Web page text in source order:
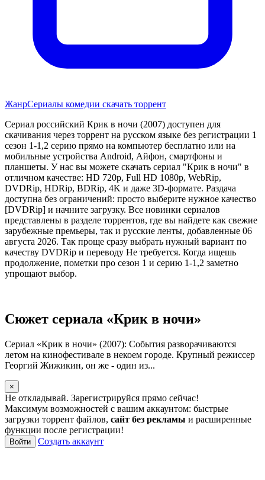
ЖанрСериалы комедии скачать торрент
Сериал российский Крик в ночи (2007) доступен для
скачивания через торрент на русском языке без регистрации 1
сезон 1-1,2 серию прямо на компьютер бесплатно или на
мобильные устройства Android, Айфон, смартфоны и
планшеты. У нас вы можете скачать сериал "Крик в ночи" в
отличном качестве: HD 720p, Full HD 1080p, WebRip,
DVDRip, HDRip, BDRip, 4K и даже 3D-формате. Раздача
доступна без ограничений: просто выберите нужное качество
[DVDRip] и начните загрузку. Все новинки сериалов
представлены в разделе торрентов, где вы найдете как свежие
зарубежные премьеры, так и русские ленты, добавленные 06
августа 2026. Так проще сразу выбрать нужный вариант по
качеству DVDRip и переводу Не требуется. Когда ищешь
продолжение, пометки про сезон 1 и серию 1-1,2 заметно
упрощают выбор.
Сюжет сериала «Крик в ночи»
Сериал «Крик в ночи» (2007): События разворачиваются
летом на кинофестивале в некоем городе. Крупный режиссер
Георгий Жижикин, он же - один из...
×
Не откладывай. Зарегистрируйся прямо сейчас!
Максимум возможностей с вашим аккаунтом: быстрые
загрузки торрент файлов, сайт без рекламы и расширенные
функции после регистрации!
Войти Создать аккаунт